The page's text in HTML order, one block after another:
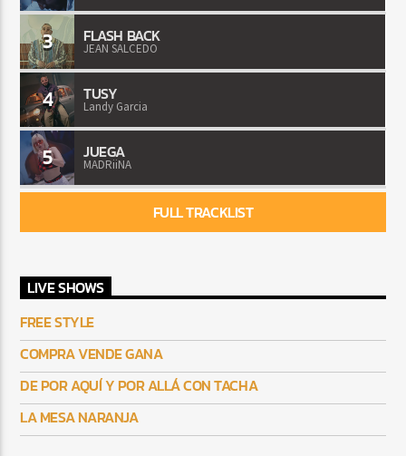
3 FLASH BACK
JEAN SALCEDO
4 TUSY
Landy Garcia
5 JUEGA
MADRiiNA
FULL TRACKLIST
LIVE SHOWS
FREE STYLE
COMPRA VENDE GANA
DE POR AQUÍ Y POR ALLÁ CON TACHA
LA MESA NARANJA